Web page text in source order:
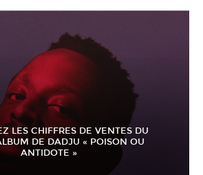
LES CHIFFRES DE VENTES DU
DE DADJU « POISON OU
ANTIDOTE »